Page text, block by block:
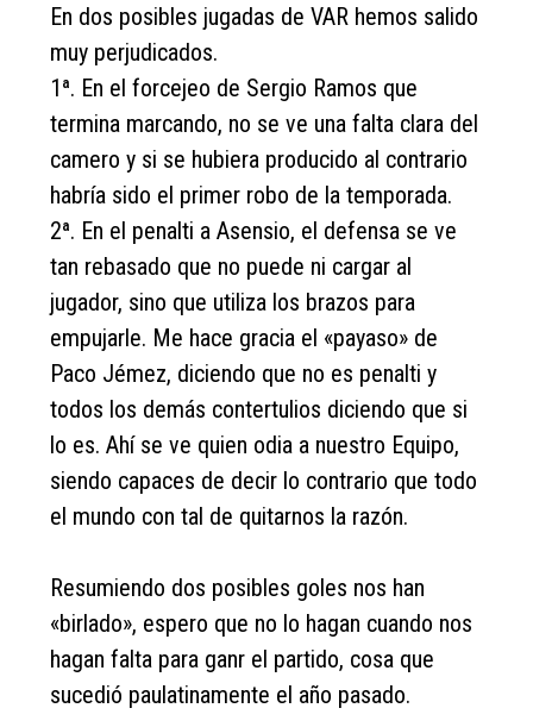
En dos posibles jugadas de VAR hemos salido
muy perjudicados.
1ª. En el forcejeo de Sergio Ramos que
termina marcando, no se ve una falta clara del
camero y si se hubiera producido al contrario
habría sido el primer robo de la temporada.
2ª. En el penalti a Asensio, el defensa se ve
tan rebasado que no puede ni cargar al
jugador, sino que utiliza los brazos para
empujarle. Me hace gracia el «payaso» de
Paco Jémez, diciendo que no es penalti y
todos los demás contertulios diciendo que si
lo es. Ahí se ve quien odia a nuestro Equipo,
siendo capaces de decir lo contrario que todo
el mundo con tal de quitarnos la razón.
Resumiendo dos posibles goles nos han
«birlado», espero que no lo hagan cuando nos
hagan falta para ganr el partido, cosa que
sucedió paulatinamente el año pasado.